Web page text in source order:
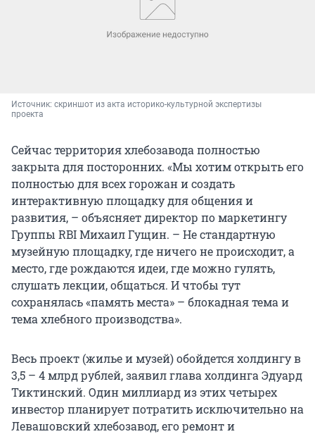
Источник: скриншот из акта историко-культурной экспертизы
проекта
Сейчас территория хлебозавода полностью
закрыта для посторонних. «Мы хотим открыть его
полностью для всех горожан и создать
интерактивную площадку для общения и
развития, – объясняет директор по маркетингу
Группы RBI Михаил Гущин. – Не стандартную
музейную площадку, где ничего не происходит, а
место, где рождаются идеи, где можно гулять,
слушать лекции, общаться. И чтобы тут
сохранялась «память места» – блокадная тема и
тема хлебного производства».
Весь проект (жилье и музей) обойдется холдингу в
3,5 – 4 млрд рублей, заявил глава холдинга Эдуард
Тиктинский. Один миллиард из этих четырех
инвестор планирует потратить исключительно на
Левашовский хлебозавод, его ремонт и